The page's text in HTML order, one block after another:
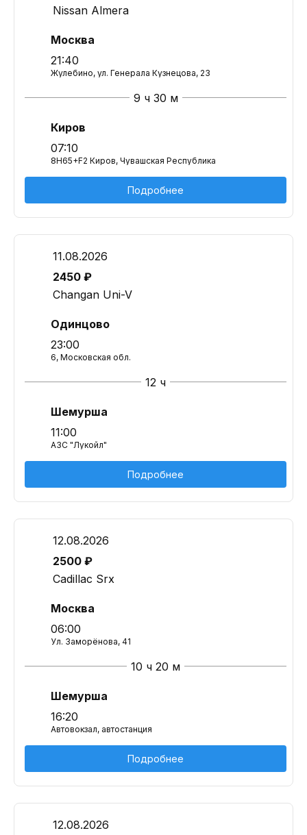
Nissan Almera
Москва
21:40
Жулебино, ул. Генерала Кузнецова, 23
9 ч 30 м
Киров
07:10
8H65+F2 Киров, Чувашская Республика
Подробнее
11.08.2026
2450 ₽
Changan Uni-V
Одинцово
23:00
6, Московская обл.
12 ч
Шемурша
11:00
АЗС "Лукойл"
Подробнее
12.08.2026
2500 ₽
Cadillac Srx
Москва
06:00
Ул. Заморёнова, 41
10 ч 20 м
Шемурша
16:20
Автовокзал, автостанция
Подробнее
12.08.2026